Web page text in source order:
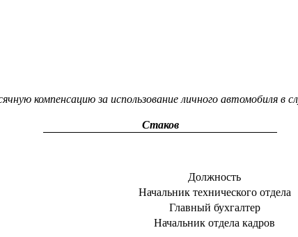
компенсацию за использование личного автомобиля в
Стаков
Должность
Начальник технического отдела
Главный бухгалтер
Начальник отдела кадров